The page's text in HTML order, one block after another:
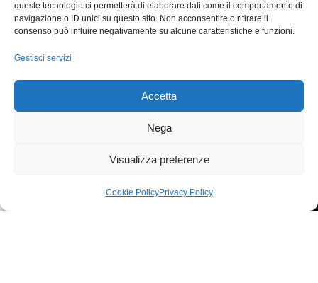
queste tecnologie ci permetterà di elaborare dati come il comportamento di
navigazione o ID unici su questo sito. Non acconsentire o ritirare il
consenso può influire negativamente su alcune caratteristiche e funzioni.
Gestisci servizi
Accetta
Nega
Visualizza preferenze
Cookie PolicyPrivacy Policy
a 500€
CUSTOMER SERVICE
post acquisti
RESI e RIMBORSI
Customer Service: +39 331 647 7050